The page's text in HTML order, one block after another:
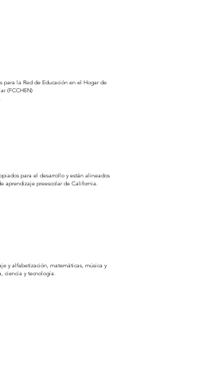
para la Red de Educación en el Hogar de
(FCCHEN)
para el desarrollo y están alineados
aprendizaje preescolar de California.
y alfabetización, matemáticas, música y
ciencia y tecnología.